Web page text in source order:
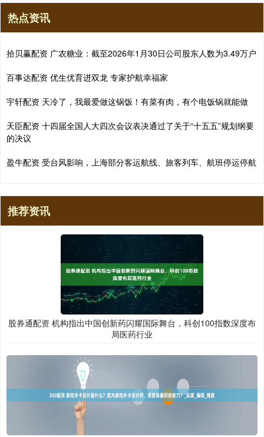
热点资讯
拾贝赢配资 广农糖业：截至2026年1月30日公司股东人数为3.49万户
百事达配资 优生优育进双龙 专家护航幸福家
宇轩配资 天冷了，我最爱做这锅饭！有菜有肉，有个电饭锅就能做
天臣配资 十四届全国人大四次会议表决通过了关于“十五五”规划纲要
的决议
盈牛配资 受台风影响，上海部分客运航线、旅客列车、航班停运停航
推荐资讯
股券通配资 机构指出中国创新药闪耀国际舞台，科创100指数深度布
局医药行业